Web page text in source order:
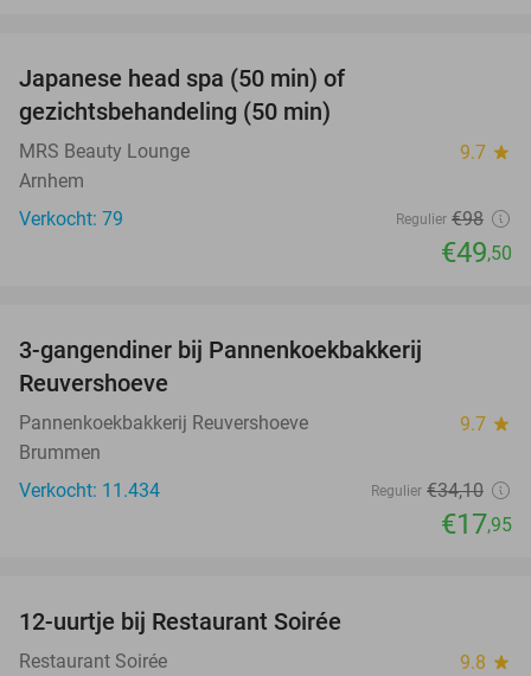
Japanese head spa (50 min) of
gezichtsbehandeling (50 min)
MRS Beauty Lounge 9.7 star
Arnhem
Verkocht: 79
Regulier €98
€49,50
3-gangendiner bij Pannenkoekbakkerij
Reuvershoeve
Pannenkoekbakkerij Reuvershoeve 9.7 star
Brummen
Verkocht: 11.434
Regulier €34,10
€17,95
12-uurtje bij Restaurant Soirée
Restaurant Soirée 9.8 star